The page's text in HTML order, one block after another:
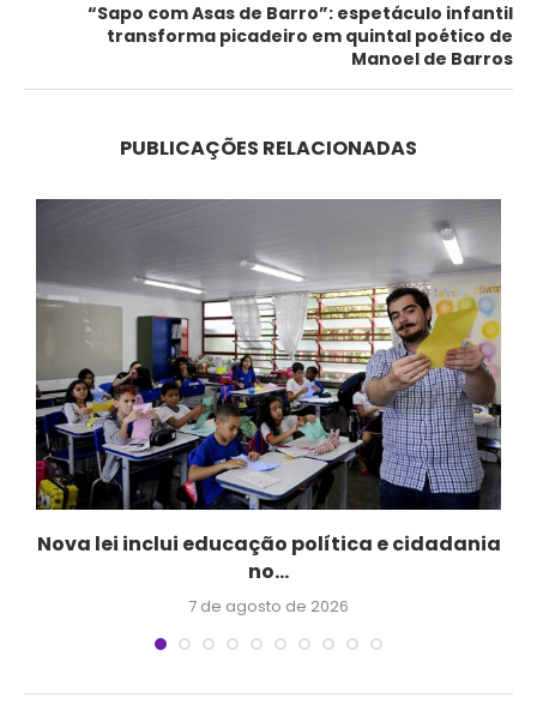
“Sapo com Asas de Barro”: espetáculo infantil
transforma picadeiro em quintal poético de
Manoel de Barros
PUBLICAÇÕES RELACIONADAS
Nova lei inclui educação política e cidadania
no...
7 de agosto de 2026